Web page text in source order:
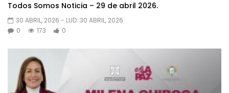
Todos Somos Noticia – 29 de abril 2026.
30 ABRIL, 2026 - LUD: 30 ABRIL, 2026
0
173 0